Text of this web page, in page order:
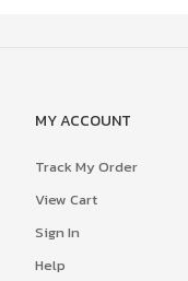
MY ACCOUNT
Track My Order
View Cart
Sign In
Help